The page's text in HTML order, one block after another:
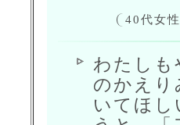
40代女
わたしも
のかえり
いてほ